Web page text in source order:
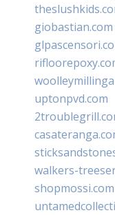
giobastian.com
uptonpvd.com
walkers-
shopmossi.com